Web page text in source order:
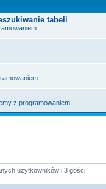
tabeli
z programowaniem
użytkowników i 3 gości